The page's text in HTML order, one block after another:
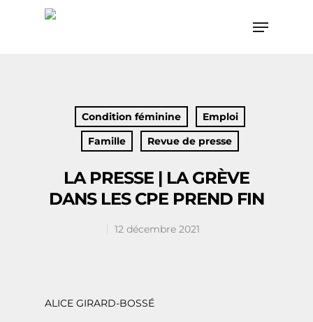
Condition féminine
Emploi
Famille
Revue de presse
LA PRESSE | LA GRÈVE
DANS LES CPE PREND FIN
12 décembre 2021
ALICE GIRARD-BOSSÉ